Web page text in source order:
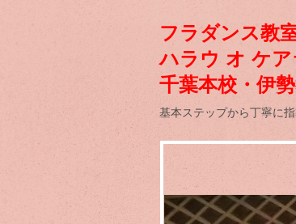
フラダンス教
ハラウ オ ケ
千葉本校・伊
基本ステップから丁寧に